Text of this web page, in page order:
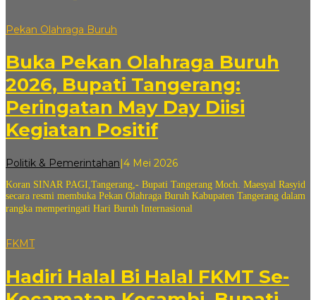
Pekan Olahraga Buruh
Buka Pekan Olahraga Buruh
2026, Bupati Tangerang:
Peringatan May Day Diisi
Kegiatan Positif
Politik & Pemerintahan|4 Mei 2026oleh
sovian
Koran SINAR PAGI,Tangerang,- Bupati Tangerang Moch. Maesyal Rasyid
secara resmi membuka Pekan Olahraga Buruh Kabupaten Tangerang dalam
rangka memperingati Hari Buruh Internasional
FKMT
Hadiri Halal Bi Halal FKMT Se-